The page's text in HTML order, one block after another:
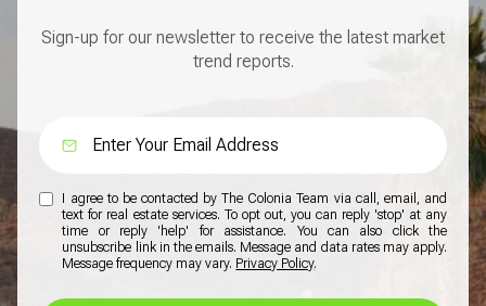
Sign-up for our newsletter to receive the latest market
trend reports.
I agree to be contacted by The Colonia Team via call, email, and
text for real estate services. To opt out, you can reply 'stop' at any
time or reply 'help' for assistance. You can also click the
unsubscribe link in the emails. Message and data rates may apply.
Message frequency may vary. Privacy Policy.